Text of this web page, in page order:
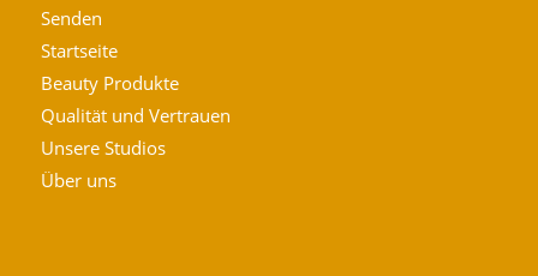
Senden
Startseite
Beauty Produkte
Qualität und Vertrauen
Unsere Studios
Über uns